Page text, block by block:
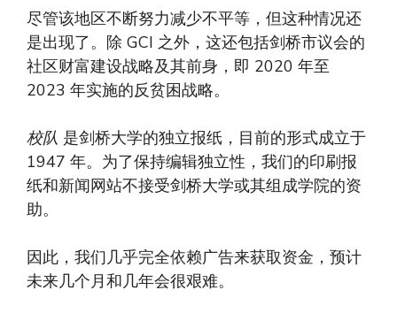
尽管该地区不断努力减少不平等，但这种情况还
是出现了。除 GCI 之外，这还包括剑桥市议会的
社区财富建设战略及其前身，即 2020 年至
2023 年实施的反贫困战略。
校队 是剑桥大学的独立报纸，目前的形式成立于
1947 年。为了保持编辑独立性，我们的印刷报
纸和新闻网站不接受剑桥大学或其组成学院的资
助。
因此，我们几乎完全依赖广告来获取资金，预计
未来几个月和几年会很艰难。